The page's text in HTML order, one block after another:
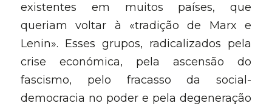
existentes em muitos países, que
queriam voltar à «tradição de Marx e
Lenin». Esses grupos, radicalizados pela
crise económica, pela ascensão do
fascismo, pelo fracasso da social-
democracia no poder e pela degeneração